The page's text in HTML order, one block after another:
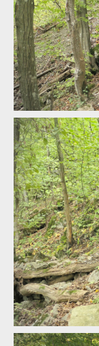
Pole Voima v akci
Pole Voima v akci
Pole Voima v akci
Pole Voima v akci
Pole Voima v akci
Pole Voima v akci
Pole Voima v akci
Pole Voima v akci
Pole Voima v akci
Pole Voima v akci